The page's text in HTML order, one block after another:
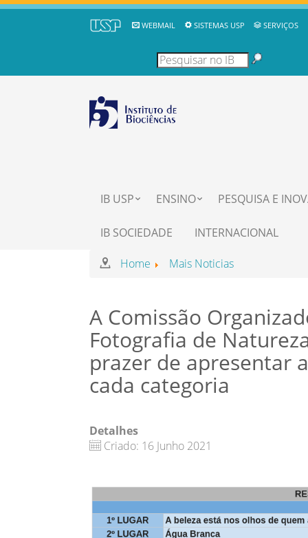
WEBMAIL SISTEMAS USP SERVIÇOS
IB USP ENSINO PESQUISA E
IB SOCIEDADE INTERNACIONAL
Home Mais Noticias
A Comissão
Fotografia de
prazer de apresentar
cada categoria
Detalhes
Criado: 16 Junho 2021